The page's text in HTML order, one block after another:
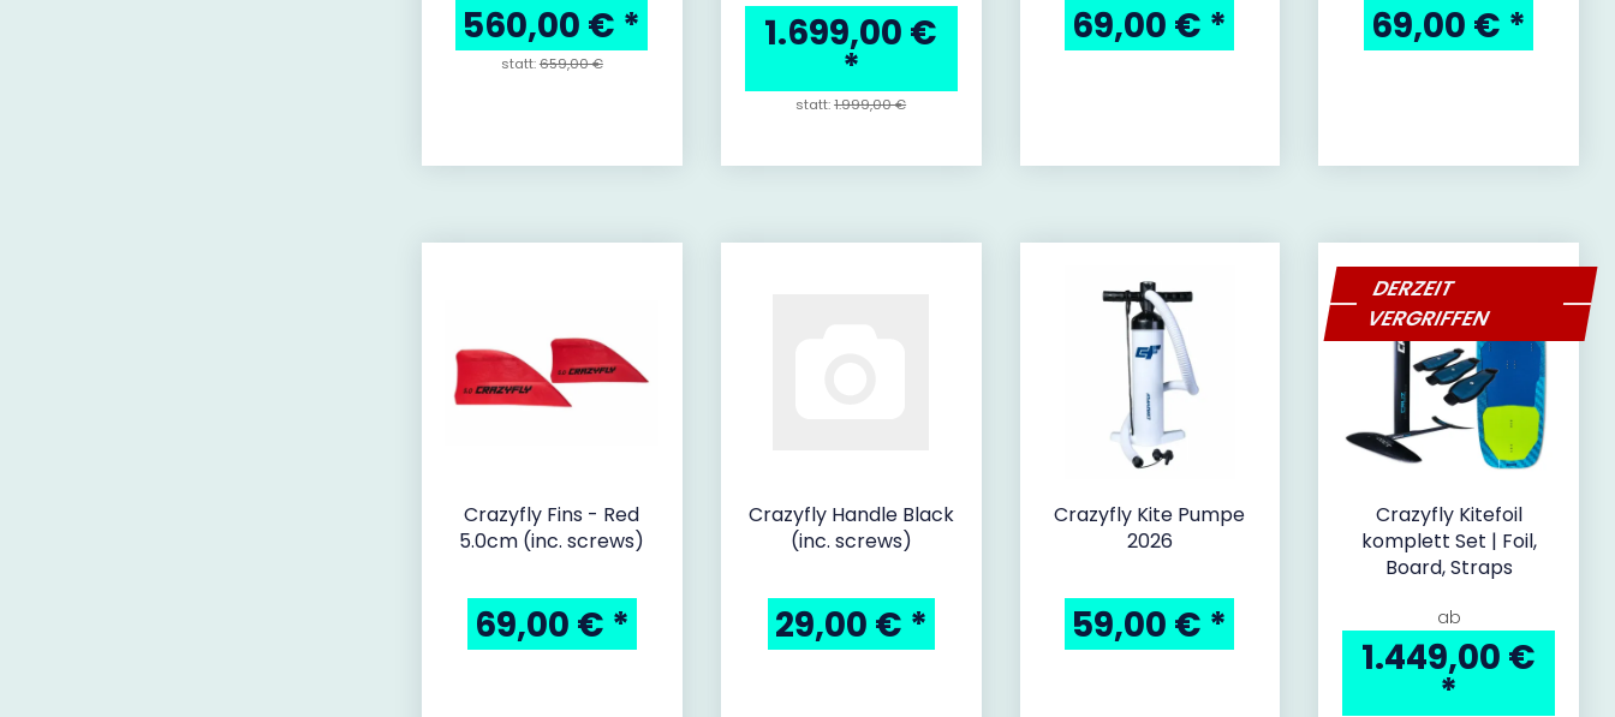
560,00 € *
statt:659,00 €
1.699,00 €
*
statt:1.999,00 €
69,00 € * 69,00 € *
Crazyfly Fins - Red
5.0cm (inc. screws)
69,00 € *
Crazyfly Handle Black
(inc. screws)
29,00 € *
Crazyfly Kite Pumpe
2026
59,00 € *
DERZEIT
VERGRIFFEN
Crazyfly Kitefoil
komplett Set | Foil,
Board, Straps
ab
1.449,00 €
*